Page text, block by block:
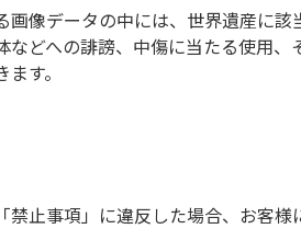
像データの中には、世界遺産に
などへの誹謗、中傷に当たる使用
す。
禁止事項」に違反した場合、お客